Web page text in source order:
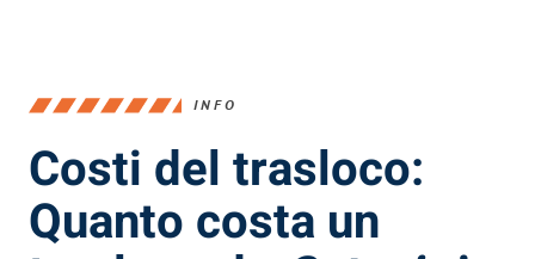
INFO
Costi del trasloco:
Quanto costa un